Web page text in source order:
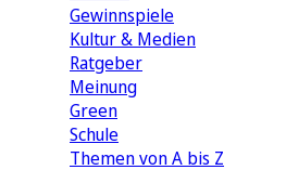
Gewinnspiele
Kultur & Medien
Ratgeber
Meinung
Green
Schule
Themen von A bis Z